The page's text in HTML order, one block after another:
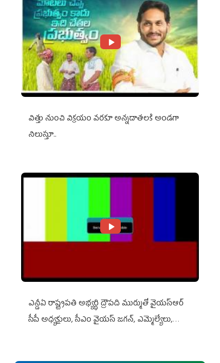
విత్తు నుంచి విక్రయం వరకూ అన్నదాతలకి అండగా
నిలుస్తూ..
ఎన్డీఏ రాష్ట్ర‌ప‌తి అభ్య‌ర్థి ద్రౌప‌ది ముర్ముతో వైయ‌స్ఆర్
సీపీ అధ్య‌క్షులు, సీఎం వైయ‌స్ జ‌గ‌న్, ఎమ్మెల్యేలు,